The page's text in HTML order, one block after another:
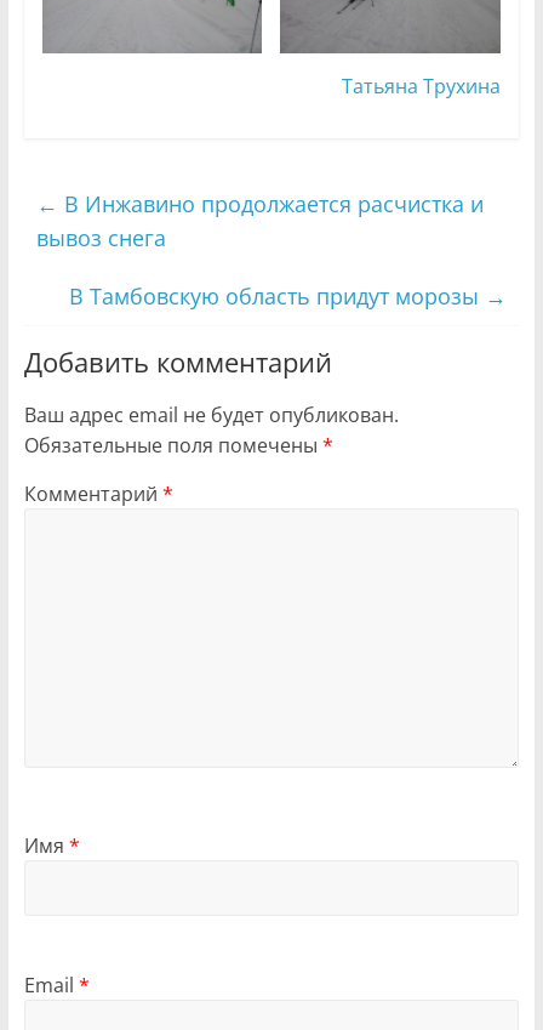
Татьяна Трухина
← В Инжавино продолжается расчистка и
вывоз снега
В Тамбовскую область придут морозы →
Добавить комментарий
Ваш адрес email не будет опубликован.
Обязательные поля помечены *
Комментарий *
Имя *
Email *